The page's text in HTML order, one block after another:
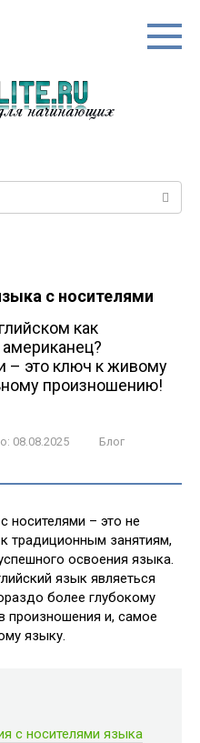
с носителями
как
– это ключ к живому
произношению!
08.08.2025
Блог
носителями – это не
традиционным занятиям,
освоения языка.
язык являеться
более глубокому
произношения и, самое
языку.
с носителями языка